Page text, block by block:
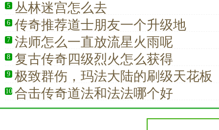
5 丛林迷宫怎么去
6 传奇推荐道士朋友一个升级地
7 法师怎么一直放流星火雨呢
8 复古传奇四级烈火怎么获得
9 极致群伤，玛法大陆的刷级天花板
10 合击传奇道法和法法哪个好